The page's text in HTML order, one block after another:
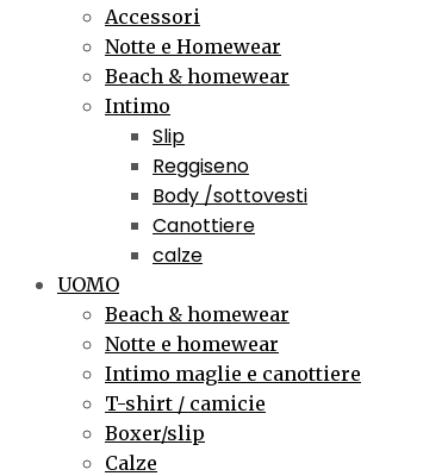
Accessori
Notte e Homewear
Beach & homewear
Intimo
Slip
Reggiseno
Body /sottovesti
Canottiere
calze
UOMO
Beach & homewear
Notte e homewear
Intimo maglie e canottiere
T-shirt / camicie
Boxer/slip
Calze